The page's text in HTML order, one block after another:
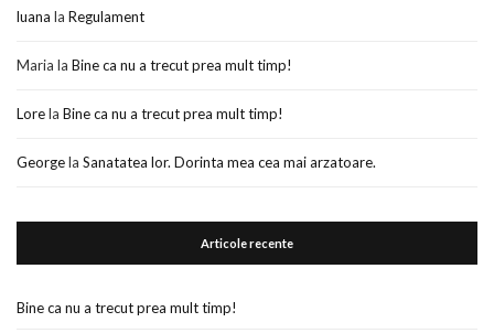
luana la Regulament
Maria la Bine ca nu a trecut prea mult timp!
Lorela Bine ca nu a trecut prea mult timp!
Georgela Sanatatea lor. Dorinta mea cea mai arzatoare.
Articole recente
Bine ca nu a trecut prea mult timp!